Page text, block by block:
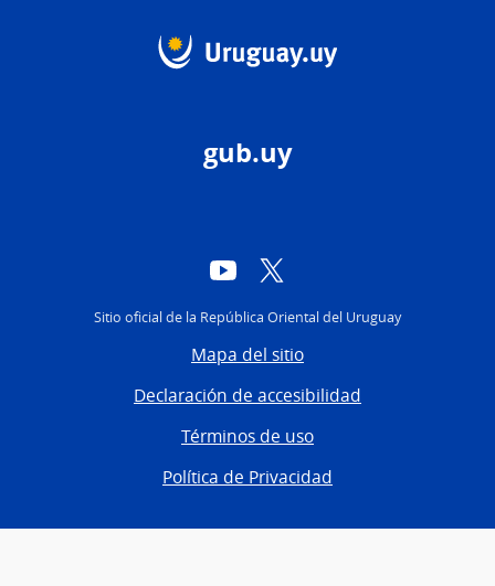
gub.uy
YouTube
Sitio oficial de la República Oriental del Uruguay
Mapa del sitio
Declaración de accesibilidad
Términos de uso
Política de Privacidad